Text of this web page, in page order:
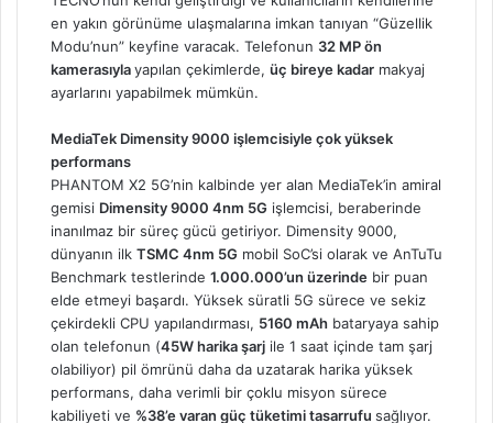
en yakın görünüme ulaşmalarına imkan tanıyan “Güzellik
Modu’nun” keyfine varacak. Telefonun 32 MP ön
kamerasıylayapılan çekimlerde, üç bireye kadar makyaj
ayarlarını yapabilmek mümkün.
MediaTek Dimensity 9000 işlemcisiyle çok yüksek
performans
PHANTOM X2 5G’nin kalbinde yer alan MediaTek’in amiral
gemisi Dimensity 9000 4nm 5G işlemcisi, beraberinde
inanılmaz bir süreç gücü getiriyor. Dimensity 9000,
dünyanın ilk TSMC 4nm 5G mobil SoC’si olarak ve AnTuTu
Benchmark testlerinde 1.000.000’un üzerinde bir puan
elde etmeyi başardı. Yüksek süratli 5G sürece ve sekiz
çekirdekli CPU yapılandırması, 5160 mAh bataryaya sahip
olan telefonun (45W harika şarj ile 1 saat içinde tam şarj
olabiliyor) pil ömrünü daha da uzatarak harika yüksek
performans, daha verimli bir çoklu misyon sürece
kabiliyeti ve %38’e varan güç tüketimi tasarrufu sağlıyor.